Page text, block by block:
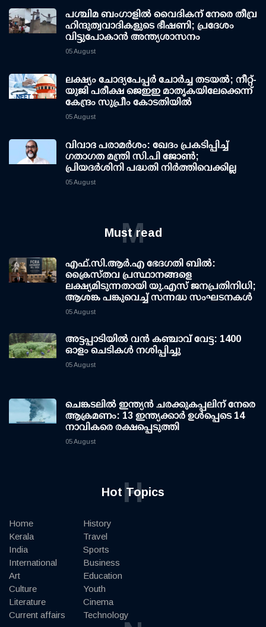
പശ്ചിമ ബംഗാളിൽ വൈദികന് നേരെ തീവ്ര
ഹിന്ദുത്വവാദികളുടെ ഭീഷണി; പ്രദേശം
വിട്ടുപോകാൻ അന്ത്യശാസനം
05 August
ലക്ഷ്യം ചോദ്യപേപ്പര്‍ ചോര്‍ച്ച തടയല്‍; നീറ്റ്-
യുജി പരീക്ഷ ജെഇഇ മാതൃകയിലേക്കെന്ന്
കേന്ദ്രം സുപ്രീം കോടതിയില്‍
05 August
വിവാദ പരാമര്‍ശം: ഖേദം പ്രകടിപ്പിച്ച്
ഗതാഗത മന്ത്രി സി.പി ജോണ്‍;
പ്രിയദര്‍ശിനി പദ്ധതി നിര്‍ത്തിവെക്കില്ല
05 August
Must read
M
എഫ്.സി.ആര്‍.എ ഭേദഗതി ബില്‍:
ക്രൈസ്തവ പ്രസ്ഥാനങ്ങളെ
ലക്ഷ്യമിടുന്നതായി യു.എസ് ജനപ്രതിനിധി;
ആശങ്ക പങ്കുവെച്ച് സന്നദ്ധ സംഘടനകള്‍
05 August
അട്ടപ്പാടിയില്‍ വന്‍ കഞ്ചാവ് വേട്ട: 1400
ഓളം ചെടികള്‍ നശിപ്പിച്ചു
05 August
ചെങ്കടലില്‍ ഇന്ത്യന്‍ ചരക്കുകപ്പലിന് നേരെ
ആക്രമണം: 13 ഇന്ത്യക്കാര്‍ ഉള്‍പ്പെടെ 14
നാവികരെ രക്ഷപ്പെടുത്തി
05 August
Hot Topics
H
Home
Kerala
India
International
Art
Culture
Literature
Current affairs
History
Travel
Sports
Business
Education
Youth
Cinema
Technology